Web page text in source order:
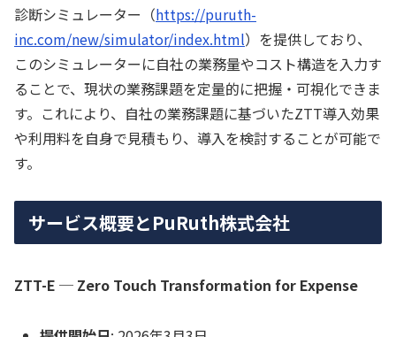
診断シミュレーター（https://puruth-
inc.com/new/simulator/index.html）を提供しており、
このシミュレーターに自社の業務量やコスト構造を入力す
ることで、現状の業務課題を定量的に把握・可視化できま
す。これにより、自社の業務課題に基づいたZTT導入効果
や利用料を自身で見積もり、導入を検討することが可能で
す。
サービス概要とPuRuth株式会社
ZTT-E ─ Zero Touch Transformation for Expense